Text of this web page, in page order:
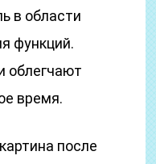
в области
функций.
облегчают
время.
после